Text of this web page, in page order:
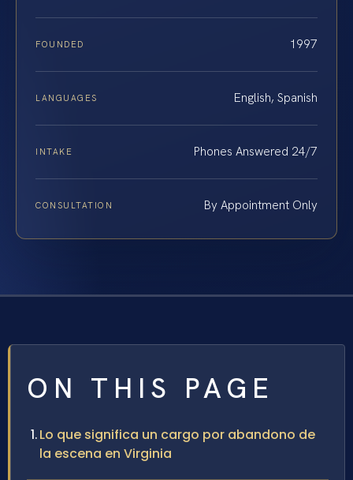
FOUNDED 1997
LANGUAGES English, Spanish
INTAKE Phones Answered 24/7
CONSULTATION By Appointment Only
ON THIS PAGE
Lo que significa un cargo por abandono de
la escena en Virginia